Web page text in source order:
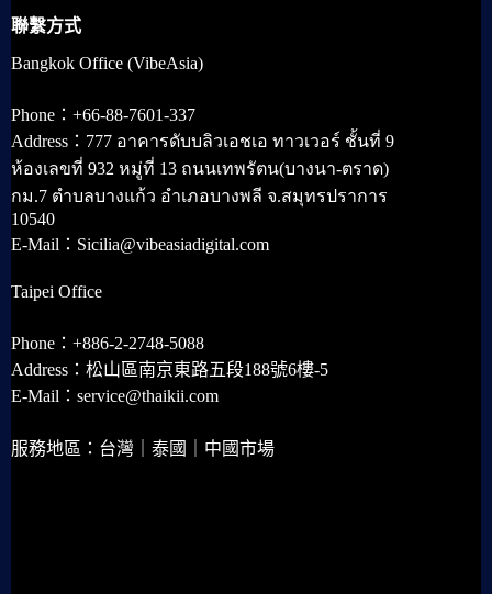
聯繫方式
Bangkok Office (VibeAsia)
Phone：+66-88-7601-337
Address：777 อาคารดับบลิวเอชเอ ทาวเวอร์ ชั้นที่ 9
ห้องเลขที่ 932 หมู่ที่ 13 ถนนเทพรัตน(บางนา-ตราด)
กม.7 ตำบลบางแก้ว อำเภอบางพลี จ.สมุทรปราการ
10540
E-Mail：Sicilia@vibeasiadigital.com
Taipei Office
Phone：+886-2-2748-5088
Address：松山區南京東路五段188號6樓-5
E-Mail：service@thaikii.com
服務地區：台灣｜泰國｜中國市場